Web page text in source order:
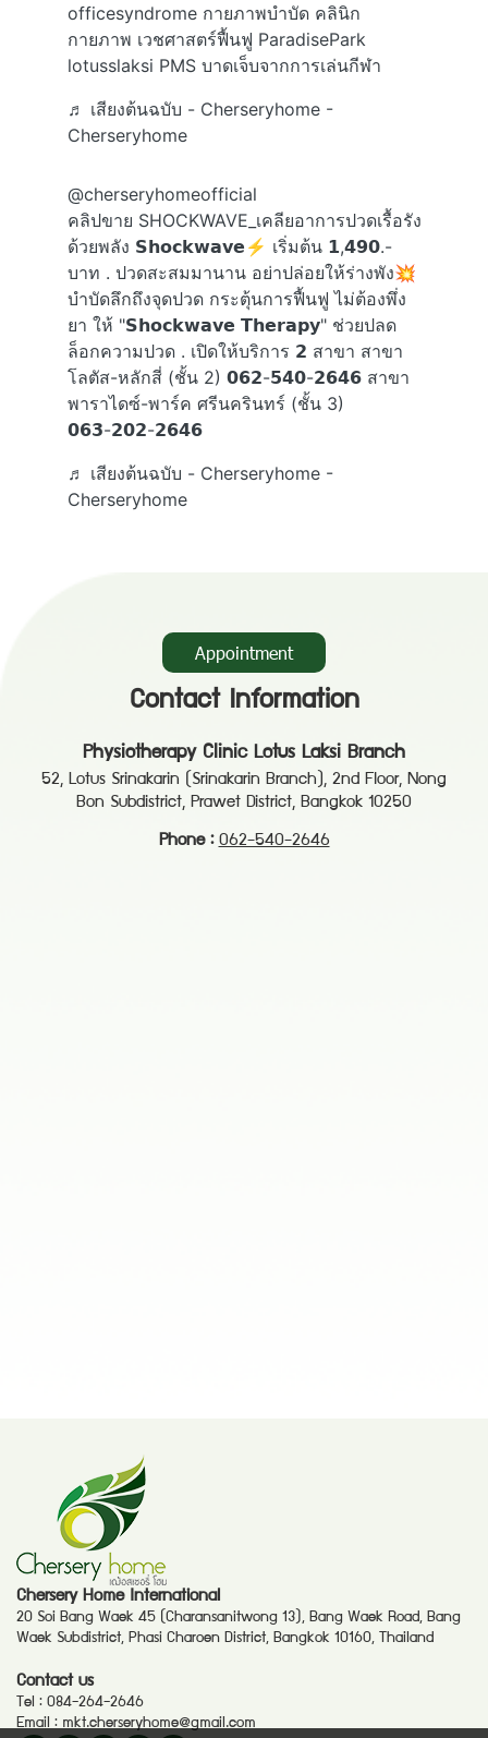
officesyndrome กายภาพบำบัด คลินิก
กายภาพ เวชศาสตร์ฟื้นฟู ParadisePark
lotusslaksi PMS บาดเจ็บจากการเล่นกีฬา
♬ เสียงต้นฉบับ - Cherseryhome -
Cherseryhome
@cherseryhomeofficial
คลิปขาย SHOCKWAVE_เคลียอาการปวดเรื้อรัง
ด้วยพลัง 𝗦𝗵𝗼𝗰𝗸𝘄𝗮𝘃𝗲⚡ เริ่มต้น 𝟭,𝟰𝟵𝟬.-
บาท . ปวดสะสมมานาน อย่าปล่อยให้ร่างพัง💥
บำบัดลึกถึงจุดปวด กระตุ้นการฟื้นฟู ไม่ต้องพึ่ง
ยา ให้ "𝗦𝗵𝗼𝗰𝗸𝘄𝗮𝘃𝗲 𝗧𝗵𝗲𝗿𝗮𝗽𝘆" ช่วยปลด
ล็อกความปวด . เปิดให้บริการ 𝟮 สาขา สาขา
โลตัส-หลักสี่ (ชั้น 2) 𝟬𝟲𝟮-𝟱𝟰𝟬-𝟮𝟲𝟰𝟲 สาขา
พาราไดซ์-พาร์ค ศรีนครินทร์ (ชั้น 3)
𝟬𝟲𝟯-𝟮𝟬𝟮-𝟮𝟲𝟰𝟲
♬ เสียงต้นฉบับ - Cherseryhome -
Cherseryhome
Appointment
Contact Information
Physiotherapy Clinic Lotus Laksi Branch
52, Lotus Srinakarin (Srinakarin Branch), 2nd Floor, Nong
Bon Subdistrict, Prawet District, Bangkok 10250
Phone : 062-540-2646
Chersery Home International
20 Soi Bang Waek 45 (Charansanitwong 13), Bang Waek Road, Bang
Waek Subdistrict, Phasi Charoen District, Bangkok 10160, Thailand
Contact us
Tel : 084-264-2646
Email : mkt.cherseryhome@gmail.com